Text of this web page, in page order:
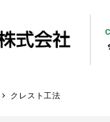
クレスト工法